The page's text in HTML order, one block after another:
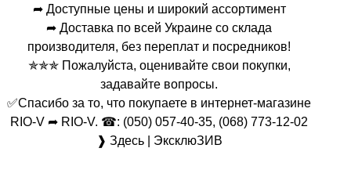
➦ Доступные цены и широкий ассортимент
➦ Доставка по всей Украине со склада
производителя, без переплат и посредников!
✯✯✯ Пожалуйста, оценивайте свои покупки,
задавайте вопросы.
✅Спасибо за то, что покупаете в интернет-магазине
RIO-V ➦ RIO-V. ☎: (050) 057-40-35, (068) 773-12-02
❱ Здесь | ЭксклюЗИВ